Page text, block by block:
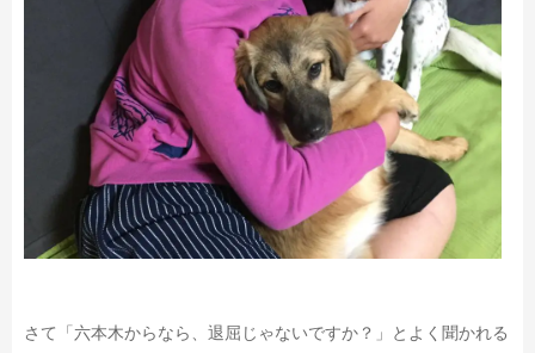
さて「六本木からなら、退屈じゃないですか？」
とよく聞かれる